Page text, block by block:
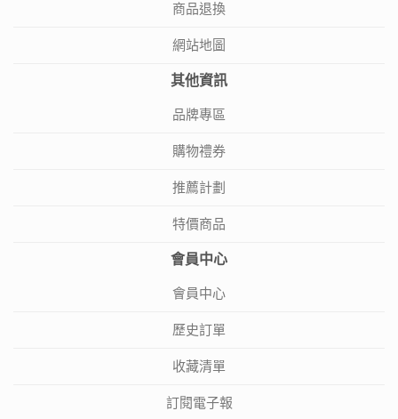
商品退換
網站地圖
其他資訊
品牌專區
購物禮券
推薦計劃
特價商品
會員中心
會員中心
歷史訂單
收藏清單
訂閱電子報